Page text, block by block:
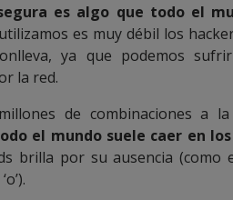
es algo que todo el
es muy débil los
ya que podemos
la red.
de combinaciones a
el mundo suele caer en
brilla por su ausencia (como